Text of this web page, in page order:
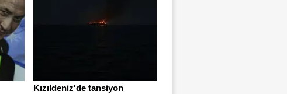
Kızıldeniz'de tansiyon